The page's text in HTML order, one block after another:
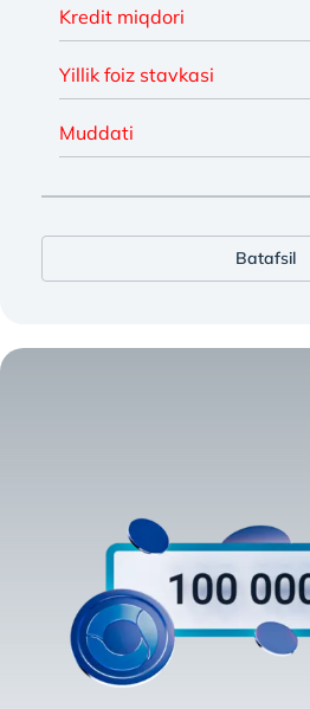
Kredit miqdori
Yillik foiz stavkasi
Muddati
Batafsil